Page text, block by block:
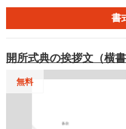
残った言葉や、会を通じ
表すと、なお効果的です。
書
開所式典の挨拶文（横
無料